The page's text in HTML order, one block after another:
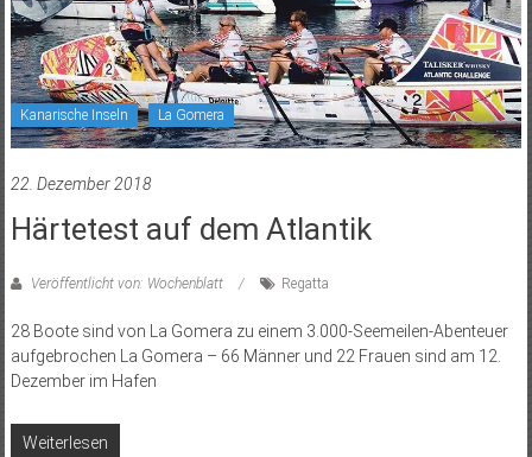
Kanarische Inseln La Gomera
22. Dezember 2018
Härtetest auf dem Atlantik
Veröffentlicht von: Wochenblatt Regatta
28 Boote sind von La Gomera zu einem 3.000-Seemeilen-Abenteuer
aufgebrochen La Gomera – 66 Männer und 22 Frauen sind am 12.
Dezember im Hafen
Weiterlesen